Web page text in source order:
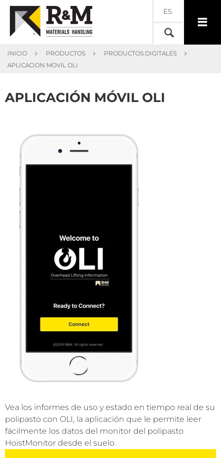
ES
INICIO PRODUCTOS
PRODUCTOS DIGITALES
APLICACION MOVIL OLI
APLICACIÓN MÓVIL OLI
Vea los informes de uso y estado en tiempo real de su
polipasto con OLI, la aplicación que le permite leer
fácilmente los datos del monitor del polipasto
HoistMonitor desde el suelo.